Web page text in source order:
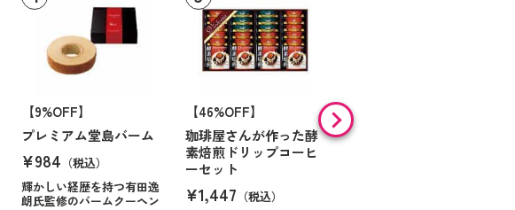
【9%OFF】
プレミアム堂島バーム
¥984 （税込）
輝かしい経歴を持つ有田逸
朗氏監修のバームクーヘン
【46%OFF】
珈琲屋さんが作った酵
素焙煎ドリップコーヒ
ーセット
¥1,447 （税込）
【9%OFF】
アラン・ド・パリ ショ